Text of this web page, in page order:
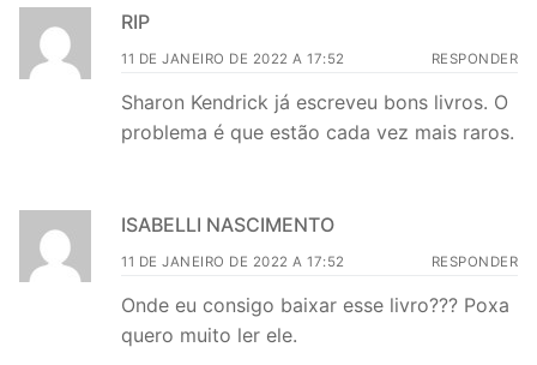
RIP
11 DE JANEIRO DE 2022 A 17:52 RESPONDER
Sharon Kendrick já escreveu bons livros. O
problema é que estão cada vez mais raros.
ISABELLI NASCIMENTO
11 DE JANEIRO DE 2022 A 17:52 RESPONDER
Onde eu consigo baixar esse livro??? Poxa
quero muito ler ele.